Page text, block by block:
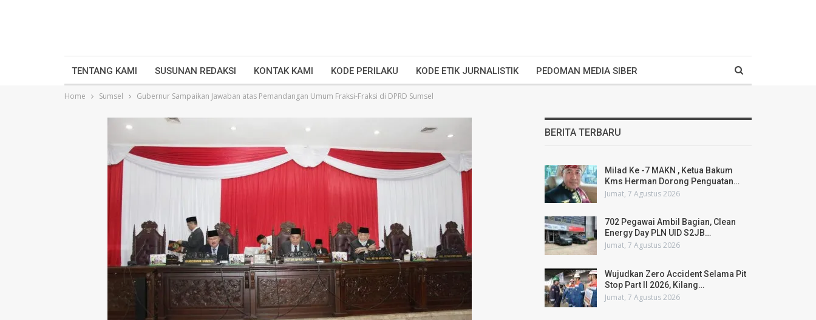
TENTANG KAMI SUSUNAN REDAKSI KONTAK KAMI KODE PERILAKU KODE ETIK JURNALISTIK PEDOMAN MEDIA SIBER
Home Sumsel Gubernur Sampaikan Jawaban atas Pemandangan Umum Fraksi-Fraksi di DPRD Sumsel
BERITA TERBARU
Milad Ke -7 MAKN , Ketua Bakum
Kms Herman Dorong Penguatan…
Jumat, 7 Agustus 2026
702 Pegawai Ambil Bagian, Clean
Energy Day PLN UID S2JB…
Jumat, 7 Agustus 2026
Wujudkan Zero Accident Selama Pit
Stop Part II 2026, Kilang…
Jumat, 7 Agustus 2026